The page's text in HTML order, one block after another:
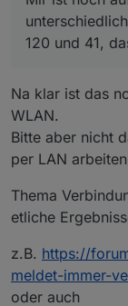
120 und 41,
Na klar ist das
WLAN.
Bitte aber nicht
per LAN
Thema
etliche
z.B. https://
meldet-immer-
oder auch